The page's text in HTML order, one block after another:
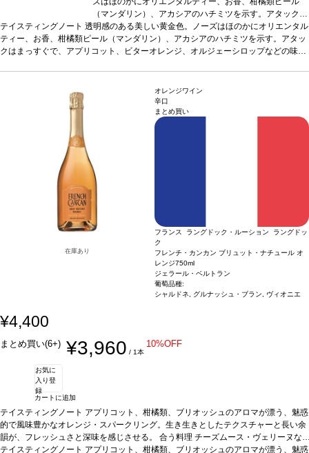
（マンダリン）、アカシアのハチミツを示す。アタックは
まっすぐで、アプリコット、ビターオレンジ、オルジェー
シロップなどの味わいを含む。ミッドパレットは、調和の
取れたストラクチャーが塩味とクリーミーなバターのニュ
塩味と、カリンやミネラルのタッチを伴う。コクがあり濃
厚な味わいで、アロマの余韻が美しく続き、タンニンは調
和のとれたストラクチャーを持つ。
プリコットのシチュー、繊細なスパイスを効かせたロース
が在庫切れの場合、在庫があり価格が同様の場合は自動的
に次のヴィンテージに変更されます、ご了承ください。
テイスティングノート 透明感のある美しい黄金色。ノーズはほのかにオリエンタル
ティー、お香、柑橘類ピール（マンダリン）、アカシアのハチミツを示す。アタッ
クはまっすぐで、アプリコット、ビターオレンジ、オルジェーシロップなどの味わ
のテロワールに沿った心地よいデリケートな塩味と、カリンやミネラルのタッチを
伴う。コクがあり濃厚な味わいで、アロマの余韻が美しく続き、タンニンは調和の
とれたストラクチャーを持つ。
ラム肉とアプリコットのシチュー、繊細
なスパイスを効かせたロースト野菜、フレッシュな山羊のチーズや熟成した牛や羊
のチーズなどと好相性葡萄品種
デメテール認証*本ヴィンテージが在庫切れの場合、在庫があり価格が同様の場
合は自動的に次のヴィンテージに変更されます、ご了承ください。
在庫あり
オレンジワイン
辛口
まとめ買い
フランス ラングドック・ルーション ラングドッ
ク
フレンチ・カンカン ブリュット・ナチュール オ
レンジ750ml
ジェラール・ベルトラン
葡萄品種:
シャルドネ, グルナッシュ・ブラン, ヴィオニエ
¥4,400
まとめ買い(6+) ¥3,960 / 1本
10%OFF
お気に
入り登
録
カートに追加
テイスティングノート アプリコット、柑橘類、ブリオッシュのアロマが漂う、魅惑
的で風味豊かなオレンジ・スパークリング。生き生きとしたテクスチャーと長い余
韻が、フレッシュさと深味を感じさせる。 合う料理 チーズムース・ヴェリーヌな
どと好相性葡萄品種シャルドネ、グルナッシュ・ブラン、ヴィオニエ認証ABオー
テイスティングノート アプリコット、柑橘類、ブリオッシュのアロマが漂う、魅惑